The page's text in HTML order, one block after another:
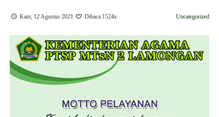
Kam, 12 Agustus 2021 Dibaca 1524x Uncategorized